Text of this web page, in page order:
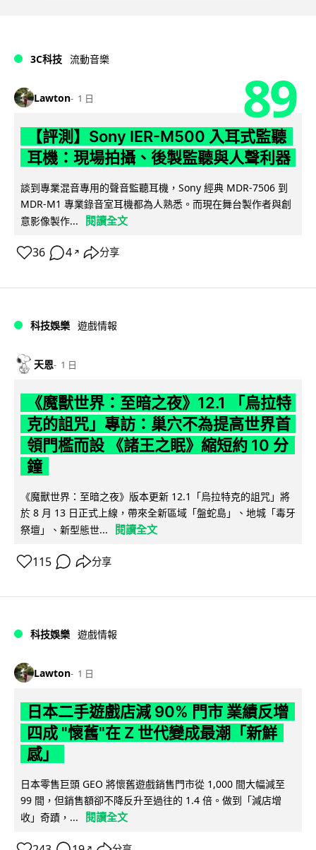
3C科技 流動音樂
Lawton 1 日 89
【評測】Sony IER-M500 入耳式監聽
耳機：現場拍攝、後製監聽與人聲利器
談到專業混音專用的聲音監聽耳機，Sony 經典 MDR-7506 到
MDR-M1 專業錄音室耳機都為人熟悉。而現在舞台製作者與創
意影像製作...
閱讀全文
36 4 ↗ 分享
科技娛樂 遊戲情報
天恩 1 日
《魔獸世界：至暗之夜》12.1 「烏拉特
克的詛咒」專訪：巢穴不為提高世界首
領門檻而設 《諸王之眠》縮短約 10 分
鐘
《魔獸世界：至暗之夜》版本更新 12.1「烏拉特克的詛咒」將
於 8 月 13 日正式上線，帶來全新區域「盤蛇島」、地城「毒牙
祭壇」、新型態世...
閱讀全文
115 分享
科技娛樂 遊戲情報
Lawton 1 日
日本二手遊戲店減 90% 門市 業績反增
四成 "懷舊"在 Z 世代變成最潮「新鮮
感」
日本零售巨頭 GEO 將懷舊遊戲銷售門市從 1,000 間大幅減至
99 間，但銷售額卻不降反升至過往的 1.4 倍。做到「減店增
收」奇蹟，...
閱讀全文